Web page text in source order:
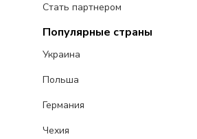
Стать партнером
Популярные страны
Украина
Польша
Германия
Чехия